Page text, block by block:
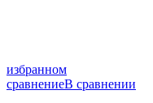
избранном
сравнениеВ сравнении